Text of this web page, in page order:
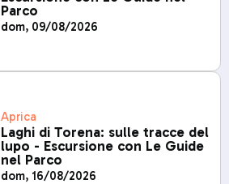
Parco
dom, 09/08/2026
Aprica
Laghi di Torena: sulle tracce del
lupo - Escursione con Le Guide
nel Parco
dom, 16/08/2026